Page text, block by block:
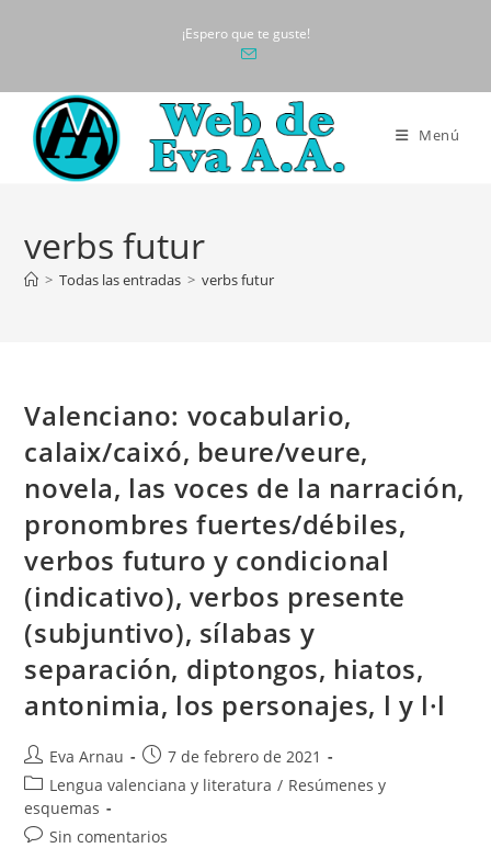
¡Espero que te guste!
Menú
verbs futur
> Todas las entradas > verbs futur
Valenciano: vocabulario,
calaix/caixó, beure/veure,
novela, las voces de la narración,
pronombres fuertes/débiles,
verbos futuro y condicional
(indicativo), verbos presente
(subjuntivo), sílabas y
separación, diptongos, hiatos,
antonimia, los personajes, l y l·l
Autor
de
la
entrada:
Eva Arnau
Publicación
de
7 de febrero de 2021
Categoría
de
la
Lengua valenciana y literatura / Resúmenes y
esquemas
Comentarios
Sin comentarios